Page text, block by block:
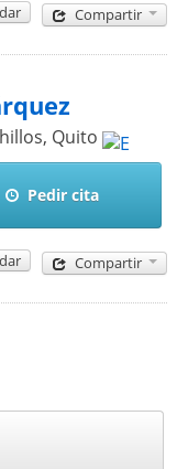
Compartir
, Quito
Pedir cita
Compartir